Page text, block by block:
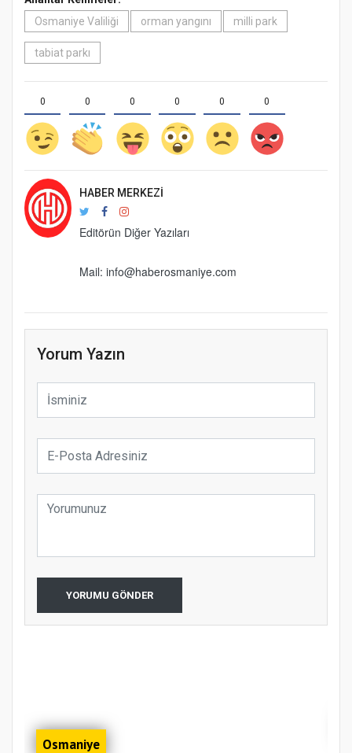
Osmaniye Valiliği
orman yangını milli park
tabiat parkı
0 0 0 0 0 0
HABER MERKEZI
Editörün Diğer Yazıları
Mail: info@haberosmaniye.com
Yorum Yazın
YORUMU GÖNDER
Osmaniye